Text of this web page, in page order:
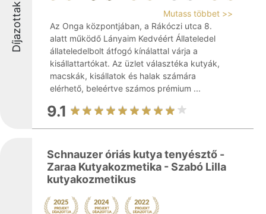
Díjazottak
Mutass többet >>
Az Onga központjában, a Rákóczi utca 8.
alatt működő Lányaim Kedvéért Állateledel
állateledelbolt átfogó kínálattal várja a
kisállattartókat. Az üzlet választéka kutyák,
macskák, kisállatok és halak számára
elérhető, beleértve számos prémium ...
9.1
Schnauzer óriás kutya tenyésztő -
Zaraa Kutyakozmetika - Szabó Lilla
kutyakozmetikus